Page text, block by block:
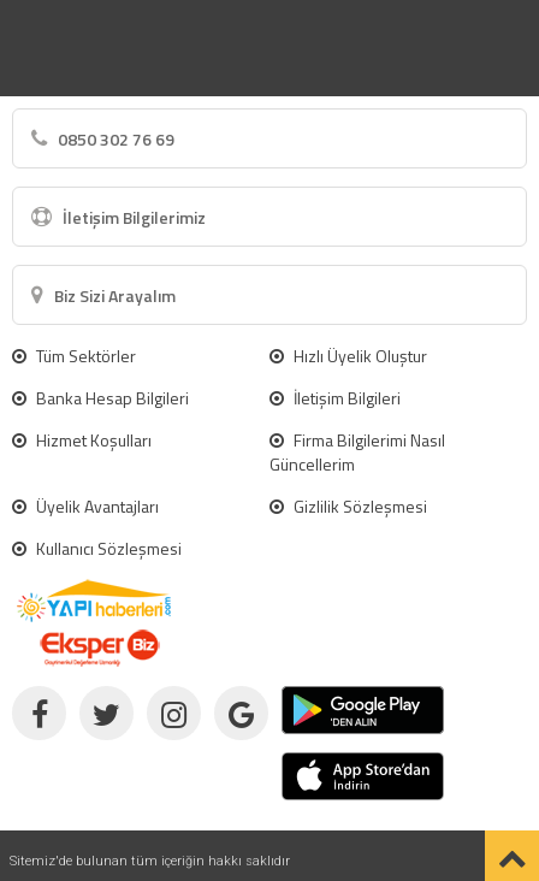
0850 302 76 69
İletişim Bilgilerimiz
Biz Sizi Arayalım
Tüm Sektörler
Hızlı Üyelik Oluştur
Banka Hesap Bilgileri
İletişim Bilgileri
Hizmet Koşulları
Firma Bilgilerimi Nasıl
Güncellerim
Üyelik Avantajları
Gizlilik Sözleşmesi
Kullanıcı Sözleşmesi
Sitemiz'de bulunan tüm içeriğin hakkı saklıdır